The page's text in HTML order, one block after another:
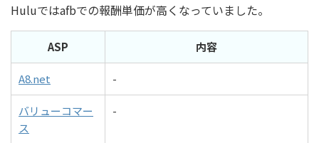
Huluではafbでの報酬単価が高くなっていました。
ASP 内容
A8.net -
バリューコマー
ス
-